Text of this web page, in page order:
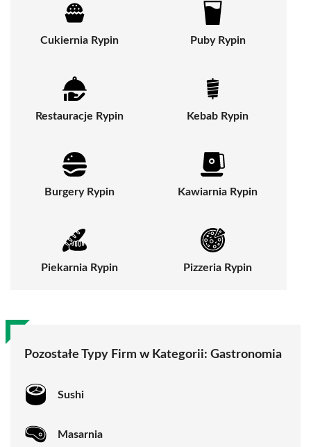
Cukiernia Rypin Puby Rypin
Restauracje Rypin Kebab Rypin
Burgery Rypin Kawiarnia Rypin
Piekarnia Rypin Pizzeria Rypin
Pozostałe Typy Firm w Kategorii: Gastronomia
Sushi
Masarnia